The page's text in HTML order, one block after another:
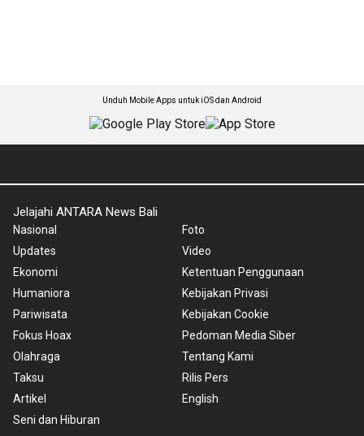
Unduh Mobile Apps untuk iOS dan Android
Jelajahi ANTARA News Bali
Nasional
Updates
Ekonomi
Humaniora
Pariwisata
Fokus Hoax
Olahraga
Taksu
Artikel
Seni dan Hiburan
Foto
Video
Ketentuan Penggunaan
Kebijakan Privasi
Kebijakan Cookie
Pedoman Media Siber
Tentang Kami
Rilis Pers
English